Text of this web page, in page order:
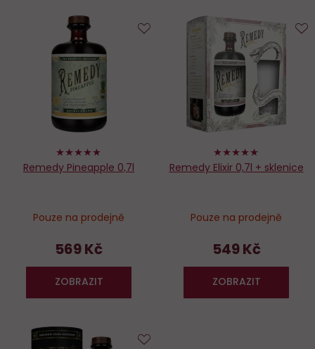
96%
Remedy Pineapple 0,7l
Pouze na prodejně
569 Kč
ZOBRAZIT
98%
Remedy Elixir 0,7l + sklenice
Pouze na prodejně
549 Kč
ZOBRAZIT